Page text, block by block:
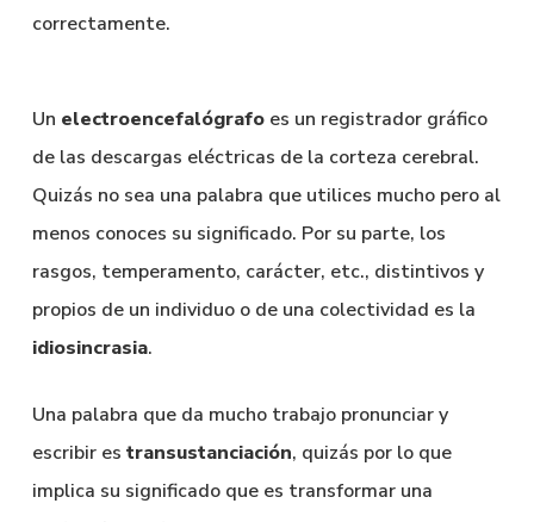
correctamente.
Un electroencefalógrafoes un registrador gráfico
de las descargas eléctricas de la corteza cerebral.
Quizás no sea una palabra que utilices mucho pero al
menos conoces su significado. Por su parte, los
rasgos, temperamento, carácter, etc., distintivos y
propios de un individuo o de una colectividad es la
idiosincrasia.
Una palabra que da mucho trabajo pronunciar y
escribir es transustanciación, quizás por lo que
implica su significado que es transformar una